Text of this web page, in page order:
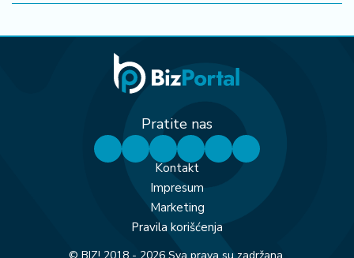
Kontakt
Impresum
Marketing
Pravila korišćenja
Pratite nas